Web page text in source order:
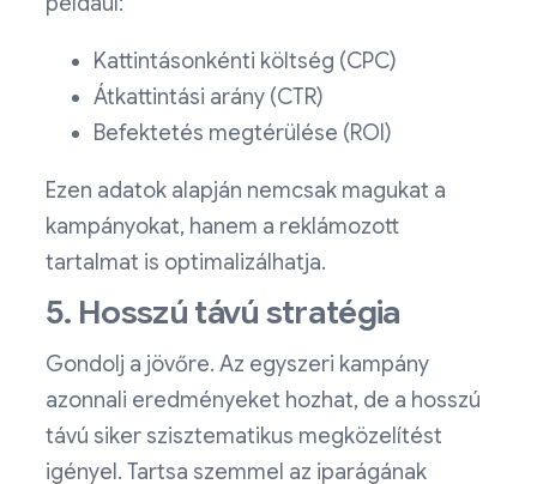
Kattintásonkénti költség (CPC)
Átkattintási arány (CTR)
Befektetés megtérülése (ROI)
Ezen adatok alapján nemcsak magukat a
kampányokat, hanem a reklámozott
tartalmat is optimalizálhatja.
5. Hosszú távú stratégia
Gondolj a jövőre. Az egyszeri kampány
azonnali eredményeket hozhat, de a hosszú
távú siker szisztematikus megközelítést
igényel. Tartsa szemmel az iparágának